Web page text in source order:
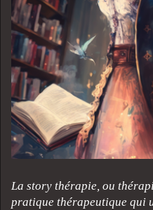
La story thérapie, ou
pratique thérapeutique qui